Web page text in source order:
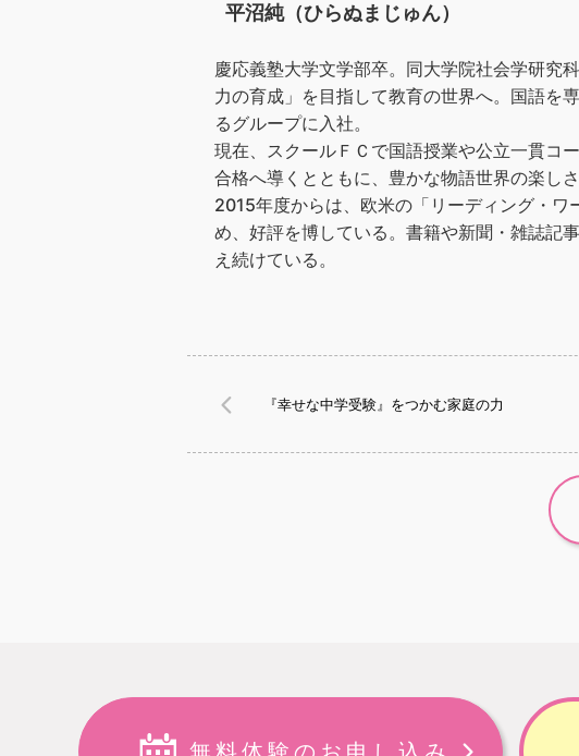
平沼純（ひらぬまじゅん）
慶応義塾大学文学部卒。同大学院社会学研究
力の育成」を目指して教育の世界へ。国語を
るグループに入社。
現在、スクールＦＣで国語授業や公立一貫コ
合格へ導くとともに、豊かな物語世界の楽し
2015年度からは、欧米の「リーディング・
め、好評を博している。書籍や新聞・雑誌記
え続けている。
『幸せな中学受験』をつかむ家庭の力